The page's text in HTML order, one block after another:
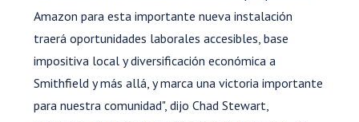
Amazon para esta importante nueva instalación
traerá oportunidades laborales accesibles, base
impositiva local y diversificación económica a
Smithfield y más allá, y marca una victoria importante
para nuestra comunidad", dijo Chad Stewart,